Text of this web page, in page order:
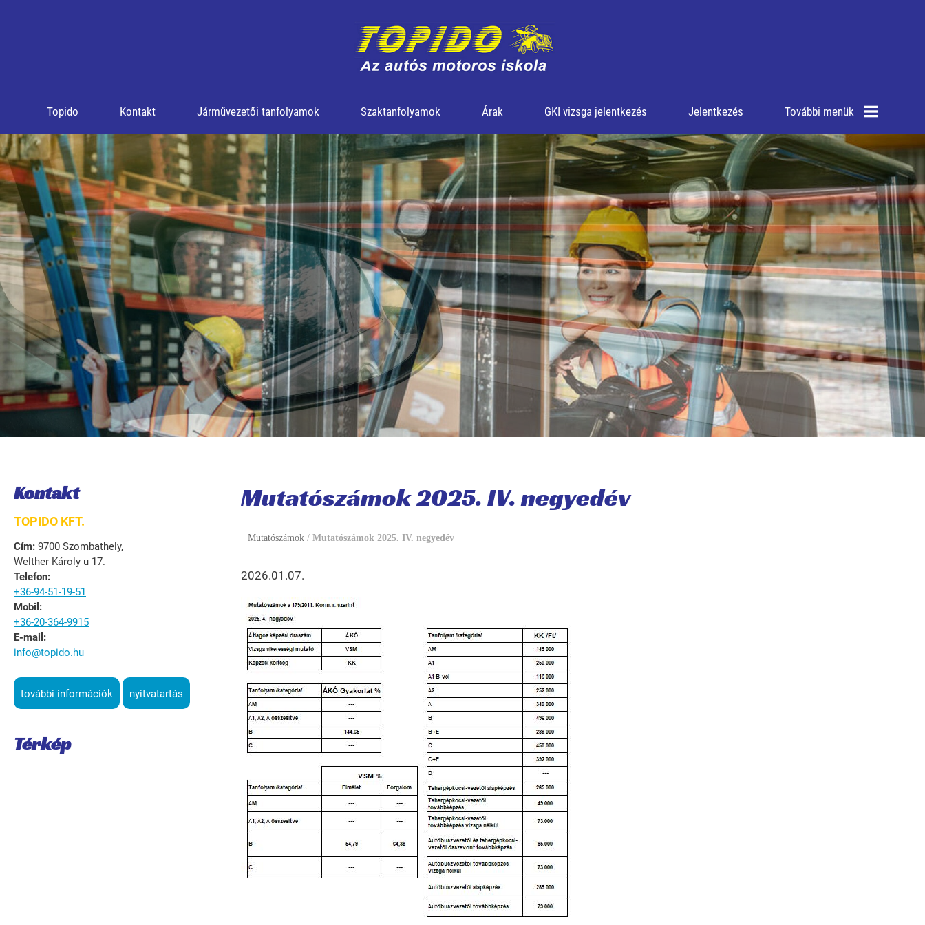
Topido Kontakt Járművezetői tanfolyamok Szaktanfolyamok Árak GKI vizsga jelentkezés Jelentkezés További menük
Oktatóink
Hírek
Online tananyagok
dokumentumok
Mutatószámok
Topido Kft -
Adatvédelem
Kontakt
TOPIDO KFT.
Cím: 9700 Szombathely,
Welther Károly u 17.
Telefon:
+36-94-51-19-51
Mobil:
+36-20-364-9915
E-mail:
info@topido.hu
további információk nyitvatartás
Térkép
Mutatószámok 2025. IV. negyedév
Mutatószámok / Mutatószámok 2025. IV. negyedév
2026.01.07.